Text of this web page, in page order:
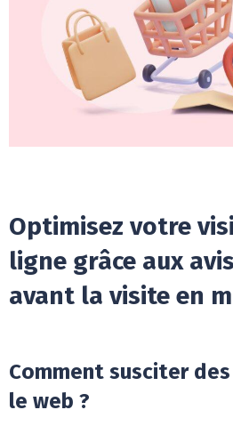
Optimisez votre
ligne grâce aux
avant la visite en
Comment susciter
le web ?